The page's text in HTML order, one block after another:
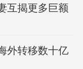
互揭更多巨额
外转移数十亿